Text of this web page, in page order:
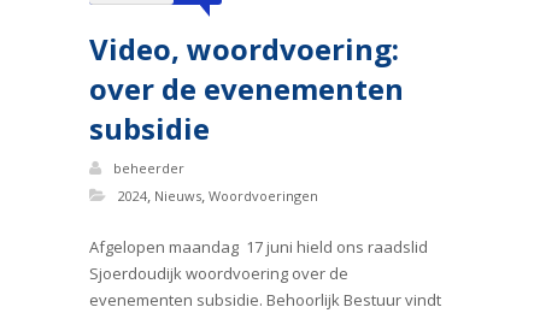
Video, woordvoering:
over de evenementen
subsidie
beheerder
2024, Nieuws, Woordvoeringen
Afgelopen maandag 17 juni hield ons raadslid
Sjoerdoudijk woordvoering over de
evenementen subsidie. Behoorlijk Bestuur vindt